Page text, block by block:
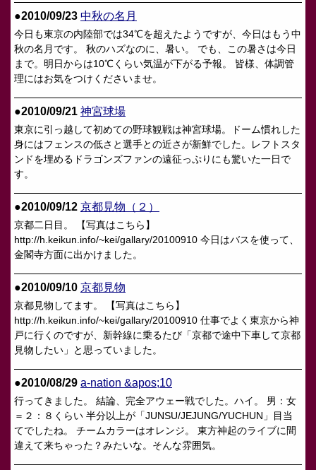
●2010/09/23 中秋の名月
今日も東京の内陸部では34℃を超えたようですが、今日はもう中
秋の名月です。 秋のハズなのに、暑い。 でも、この暑さは今日
まで。明日からは10℃くらい気温が下がる予報。 皆様、体調管
理にはお気をつけくださいませ。
●2010/09/21 神宮球場
東京に引っ越して初めての野球観戦は神宮球場。ドーム慣れした
身にはフェンスの低さと選手との近さが新鮮でした。レフトスタ
ンドを埋めるドラゴンズファンの遠征っぷりにも驚いた一日で
す。
●2010/09/12 京都見物（２）
京都二日目。 【写真はこちら】
http://h.keikun.info/~kei/gallary/20100910 今日はバスを使って、
金閣寺方面に出かけました。
●2010/09/10 京都見物
京都見物してます。 【写真はこちら】
http://h.keikun.info/~kei/gallary/20100910 仕事でよく東京から神
戸に行くのですが、新幹線に乗るたび「京都で途中下車して京都
見物したい」と思っていました。
●2010/08/29 a-nation &apos;10
行ってきました。 結論、完全アウェー戦でした。ハイ。 男：女
＝２：８くらい 半分以上が「JUNSU/JEJUNG/YUCHUN」目当
てでしたね。 チームカラーはオレンジ。 東方神起のライブに間
違えて来ちゃった？みたいな。そんな雰囲気。